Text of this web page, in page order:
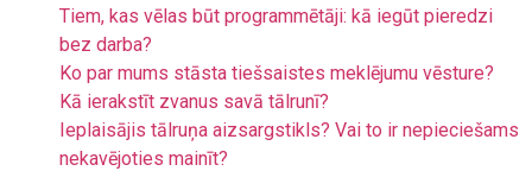
Tiem, kas vēlas būt programmētāji: kā iegūt pieredzi
bez darba?
Ko par mums stāsta tiešsaistes meklējumu vēsture?
Kā ierakstīt zvanus savā tālrunī?
Ieplaisājis tālruņa aizsargstikls? Vai to ir nepieciešams
nekavējoties mainīt?